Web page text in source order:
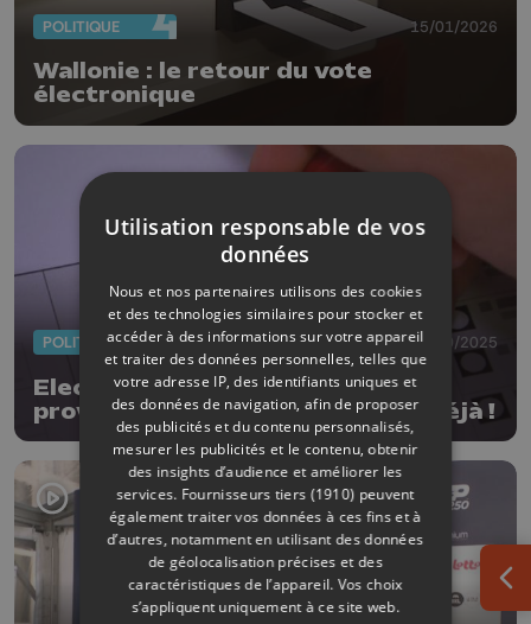
POLITIQUE 15/01/2026
Wallonie : le retour du vote
électronique
POLITIQUE 13/10/2025
Elections communales et
provinciales : c'était il y a un an déjà !
Utilisation responsable de vos
données
Nous et nos partenaires utilisons des cookies
et des technologies similaires pour stocker et
accéder à des informations sur votre appareil
et traiter des données personnelles, telles que
votre adresse IP, des identifiants uniques et
des données de navigation, afin de proposer
des publicités et du contenu personnalisés,
mesurer les publicités et le contenu, obtenir
des insights d’audience et améliorer les
services. Fournisseurs tiers (1910) peuvent
également traiter vos données à ces fins et à
d’autres, notamment en utilisant des données
de géolocalisation précises et des
caractéristiques de l’appareil. Vos choix
s’appliquent uniquement à ce site web.